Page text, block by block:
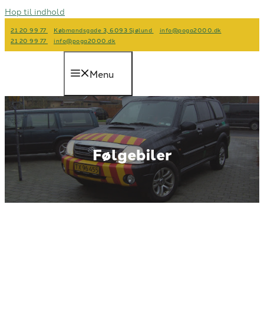
Hop til indhold
21 20 99 77 Købmandsgade 3, 6093 Sjølund
info@poga2000.dk
21 20 99 77
info@poga2000.dk
Menu
Følgebiler